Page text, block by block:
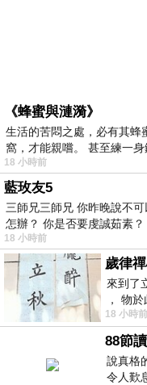
《蜂蜜與漣漪》
生活的苦悶之處，必有其蜂
窩，才能親嚐。 甚至練一
18 小時前
藍玫友5
三師兄三師兄 你昨晚說不
怎辦？ 你是否要虔誠茹素
18 小時前
歲律
來到了
， 物
18 小時前
88節
說真格
令人歎